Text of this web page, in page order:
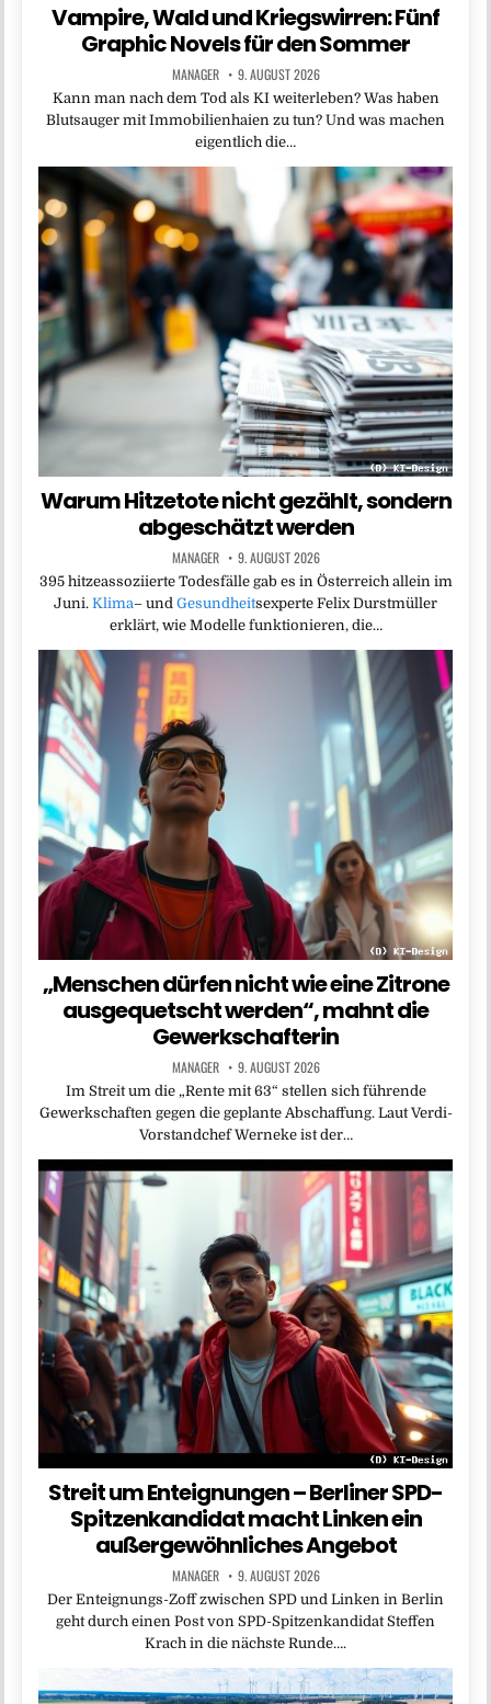
Vampire, Wald und Kriegswirren: Fünf
Graphic Novels für den Sommer
MANAGER 9. AUGUST 2026
Kann man nach dem Tod als KI weiterleben? Was haben
Blutsauger mit Immobilienhaien zu tun? Und was machen
eigentlich die…
Warum Hitzetote nicht gezählt, sondern
abgeschätzt werden
MANAGER 9. AUGUST 2026
395 hitzeassoziierte Todesfälle gab es in Österreich allein im
Juni. Klima– und Gesundheitsexperte Felix Durstmüller
erklärt, wie Modelle funktionieren, die…
„Menschen dürfen nicht wie eine Zitrone
ausgequetscht werden“, mahnt die
Gewerkschafterin
MANAGER 9. AUGUST 2026
Im Streit um die „Rente mit 63“ stellen sich führende
Gewerkschaften gegen die geplante Abschaffung. Laut Verdi-
Vorstandchef Werneke ist der…
Streit um Enteignungen – Berliner SPD-
Spitzenkandidat macht Linken ein
außergewöhnliches Angebot
MANAGER 9. AUGUST 2026
Der Enteignungs-Zoff zwischen SPD und Linken in Berlin
geht durch einen Post von SPD-Spitzenkandidat Steffen
Krach in die nächste Runde….